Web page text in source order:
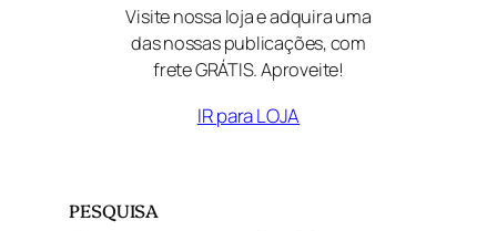
Visite nossa loja e adquira uma
das nossas publicações, com
frete GRÁTIS. Aproveite!
IR para LOJA
PESQUISA